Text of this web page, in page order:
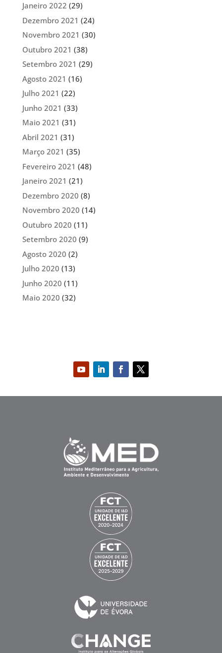
Janeiro 2022 (29)
Dezembro 2021 (24)
Novembro 2021 (30)
Outubro 2021 (38)
Setembro 2021 (29)
Agosto 2021 (16)
Julho 2021 (22)
Junho 2021 (33)
Maio 2021 (31)
Abril 2021 (31)
Março 2021 (35)
Fevereiro 2021 (48)
Janeiro 2021 (21)
Dezembro 2020 (8)
Novembro 2020 (14)
Outubro 2020 (11)
Setembro 2020 (9)
Agosto 2020 (2)
Julho 2020 (13)
Junho 2020 (11)
Maio 2020 (32)